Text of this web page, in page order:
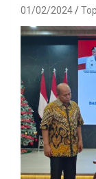
01/02/2024